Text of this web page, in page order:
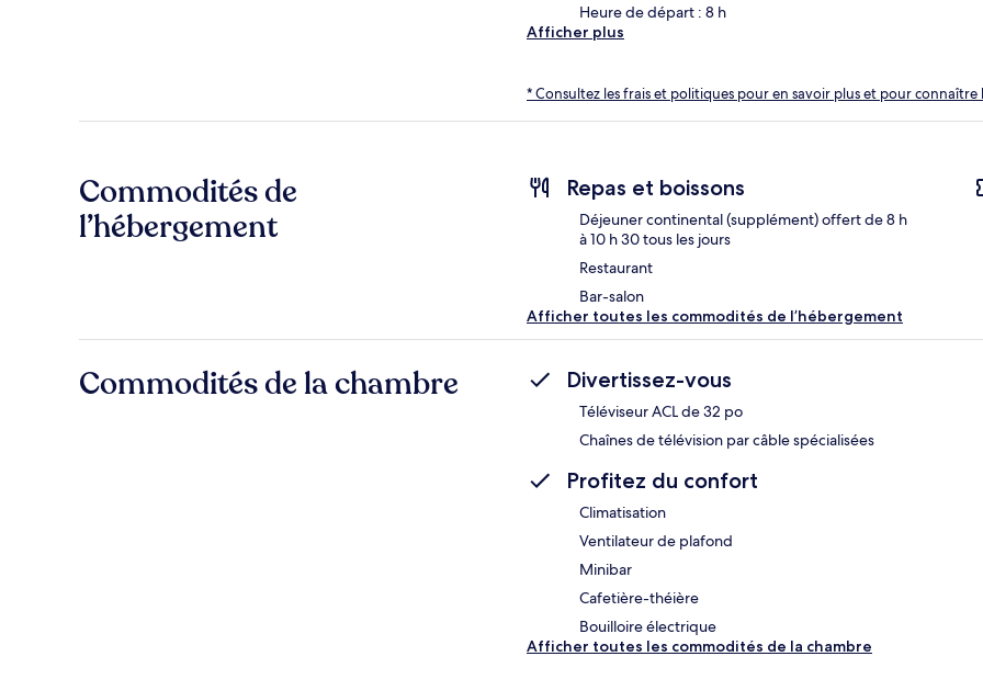
Heure de départ : 8 h
Afficher plus
* Consultez les frais et politiques pour en savoir plus et pour connaître
Commodités de
l’hébergement
Repas et boissons
Déjeuner continental (supplément) offert de 8 h
à 10 h 30 tous les jours
Restaurant
Bar-salon
Afficher toutes les commodités de l’hébergement
Commodités de la chambre Divertissez-vous
Téléviseur ACL de 32 po
Chaînes de télévision par câble spécialisées
Profitez du confort
Climatisation
Ventilateur de plafond
Minibar
Cafetière-théière
Bouilloire électrique
Afficher toutes les commodités de la chambre